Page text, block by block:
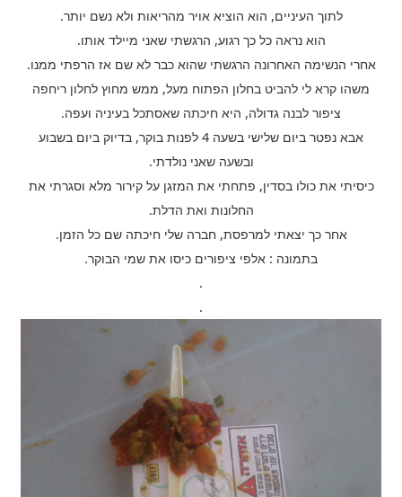
לתוך העיניים, הוא הוציא אויר מהריאות ולא נשם יותר.
הוא נראה כל כך רגוע, הרגשתי שאני מיילד אותו.
אחרי הנשימה האחרונה הרגשתי שהוא כבר לא שם אז הרפתי ממנו.
משהו קרא לי להביט בחלון הפתוח מעל, ממש מחוץ לחלון ריחפה
ציפור לבנה גדולה, היא חיכתה שאסתכל בעיניה ועפה.
אבא נפטר ביום שלישי בשעה 4 לפנות בוקר, בדיוק ביום בשבוע
ובשעה שאני נולדתי.
כיסיתי את כולו בסדין, פתחתי את המזגן על קירור מלא וסגרתי את
החלונות ואת הדלת.
אחר כך יצאתי למרפסת, חברה שלי חיכתה שם כל הזמן.
בתמונה : אלפי ציפורים כיסו את שמי הבוקר.
.
.